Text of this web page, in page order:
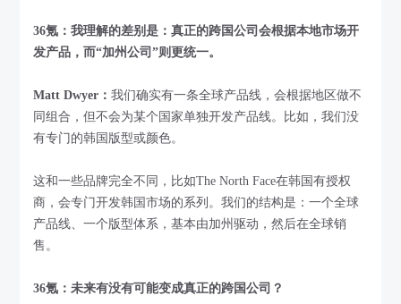
36氪：我理解的差别是：真正的跨国公司会根据本地市场开
发产品，而“加州公司”则更统一。
Matt Dwyer：我们确实有一条全球产品线，会根据地区做不
同组合，但不会为某个国家单独开发产品线。比如，我们没
有专门的韩国版型或颜色。
这和一些品牌完全不同，比如The North Face在韩国有授权
商，会专门开发韩国市场的系列。我们的结构是：一个全球
产品线、一个版型体系，基本由加州驱动，然后在全球销
售。
36氪：未来有没有可能变成真正的跨国公司？